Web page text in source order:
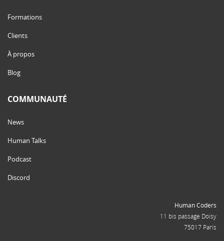
Formations
Clients
À propos
Blog
COMMUNAUTÉ
News
Human Talks
Podcast
Discord
Human Coders
11 bis passage Doisy
75017 Paris